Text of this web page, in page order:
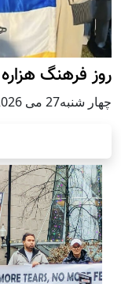
روز فرهنگ
چهار شنبه27 می 2026